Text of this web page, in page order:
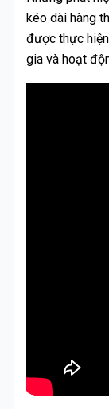
kéo dài hàng
được thực
gia và hoạt